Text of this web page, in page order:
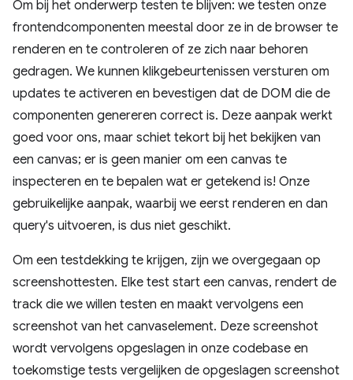
Om bij het onderwerp testen te blijven: we testen onze
frontendcomponenten meestal door ze in de browser te
renderen en te controleren of ze zich naar behoren
gedragen. We kunnen klikgebeurtenissen versturen om
updates te activeren en bevestigen dat de DOM die de
componenten genereren correct is. Deze aanpak werkt
goed voor ons, maar schiet tekort bij het bekijken van
een canvas; er is geen manier om een ​​canvas te
inspecteren en te bepalen wat er getekend is! Onze
gebruikelijke aanpak, waarbij we eerst renderen en dan
query's uitvoeren, is dus niet geschikt.
Om een ​​testdekking te krijgen, zijn we overgegaan op
screenshottesten. Elke test start een canvas, rendert de
track die we willen testen en maakt vervolgens een
screenshot van het canvaselement. Deze screenshot
wordt vervolgens opgeslagen in onze codebase en
toekomstige tests vergelijken de opgeslagen screenshot